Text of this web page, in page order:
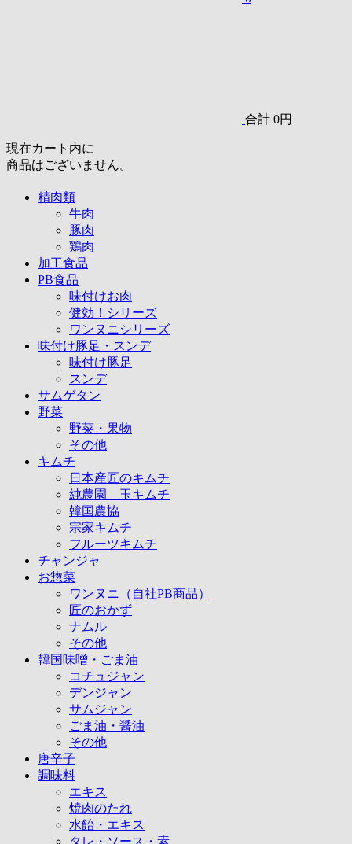
合計 0円
現在カート内に
商品はございません。
精肉類
牛肉
豚肉
鶏肉
加工食品
PB食品
味付けお肉
健効！シリーズ
ワンヌニシリーズ
味付け豚足・スンデ
味付け豚足
スンデ
サムゲタン
野菜
野菜・果物
その他
キムチ
日本産匠のキムチ
純農園 玉キムチ
韓国農協
宗家キムチ
フルーツキムチ
チャンジャ
お惣菜
ワンヌニ（自社PB商品）
匠のおかず
ナムル
その他
韓国味噌・ごま油
コチュジャン
デンジャン
サムジャン
ごま油・醤油
その他
唐辛子
調味料
エキス
焼肉のたれ
水飴・エキス
タレ・ソース・素